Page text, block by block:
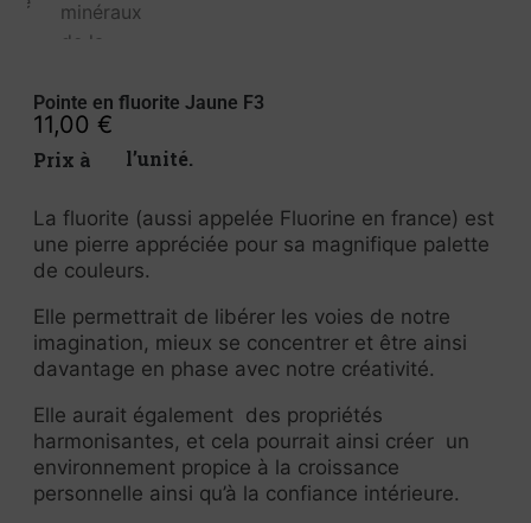
Pointe en fluorite Jaune F3
11,00 €
Prix à l’unité.
La fluorite (aussi appelée Fluorine en france) est
une pierre appréciée pour sa magnifique palette
de couleurs.
Elle permettrait de libérer les voies de notre
imagination, mieux se concentrer et être ainsi
davantage en phase avec notre créativité.
Elle aurait également des propriétés
harmonisantes, et cela pourrait ainsi créer un
environnement propice à la croissance
personnelle ainsi qu’à la confiance intérieure.